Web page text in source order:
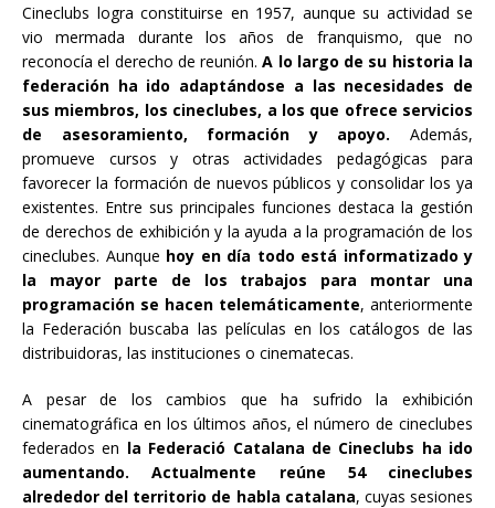
Cineclubs logra constituirse en 1957, aunque su actividad se
vio mermada durante los años de franquismo, que no
reconocía el derecho de reunión.A lo largo de su historia la
federación ha ido adaptándose a las necesidades de
sus miembros, los cineclubes, a los que ofrece servicios
de asesoramiento, formación y apoyo. Además,
promueve cursos y otras actividades pedagógicas para
favorecer la formación de nuevos públicos y consolidar los ya
existentes. Entre sus principales funciones destaca la gestión
de derechos de exhibición y la ayuda a la programación de los
cineclubes. Aunque hoy en día todo está informatizado y
la mayor parte de los trabajos para montar una
programación se hacen telemáticamente, anteriormente
la Federación buscaba las películas en los catálogos de las
distribuidoras, las instituciones o cinematecas.
A pesar de los cambios que ha sufrido la exhibición
cinematográfica en los últimos años, el número de cineclubes
federados en la Federació Catalana de Cineclubs ha ido
aumentando.
Actualmente reúne 54 cineclubes
alrededor del territorio de habla catalana, cuyas sesiones